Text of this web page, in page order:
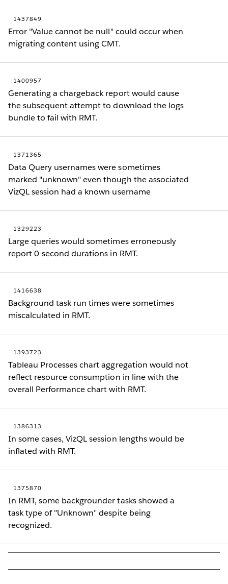
1437849
Error "Value cannot be null" could occur when
migrating content using CMT.
1400957
Generating a chargeback report would cause
the subsequent attempt to download the logs
bundle to fail with RMT.
1371365
Data Query usernames were sometimes
marked "unknown" even though the associated
VizQL session had a known username
1329223
Large queries would sometimes erroneously
report 0-second durations in RMT.
1416638
Background task run times were sometimes
miscalculated in RMT.
1393723
Tableau Processes chart aggregation would not
reflect resource consumption in line with the
overall Performance chart with RMT.
1386313
In some cases, VizQL session lengths would be
inflated with RMT.
1375870
In RMT, some backgrounder tasks showed a
task type of "Unknown" despite being
recognized.